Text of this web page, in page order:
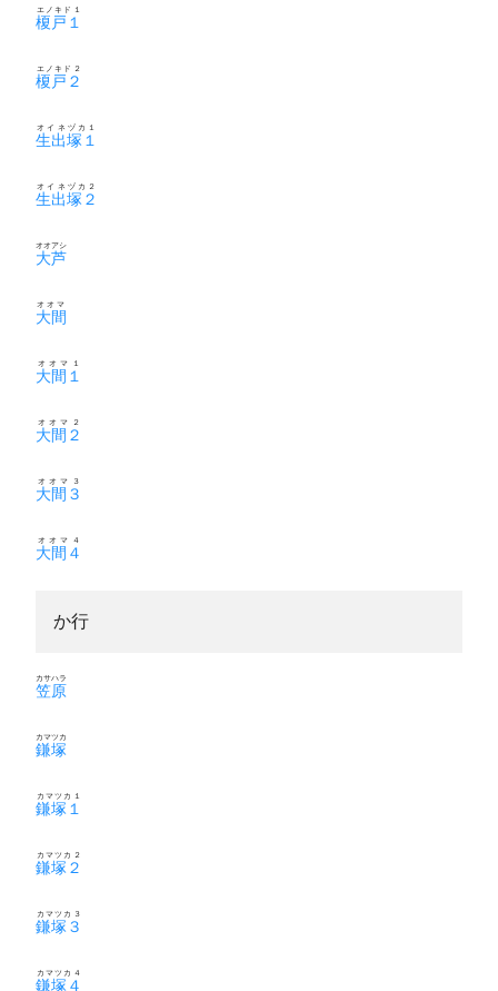
榎戸１
エノキド１
榎戸２
エノキド２
生出塚１
オイネヅカ１
生出塚２
オイネヅカ２
大芦
オオアシ
大間
オオマ
大間１
オオマ１
大間２
オオマ２
大間３
オオマ３
大間４
オオマ４
か行
笠原
カサハラ
鎌塚
カマツカ
鎌塚１
カマツカ１
鎌塚２
カマツカ２
鎌塚３
カマツカ３
鎌塚４
カマツカ４